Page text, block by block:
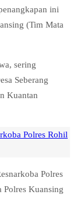
ini
(Tim Mata
sering
Seberang
Kuantan
Polres Rohil
Polres
Kuansing